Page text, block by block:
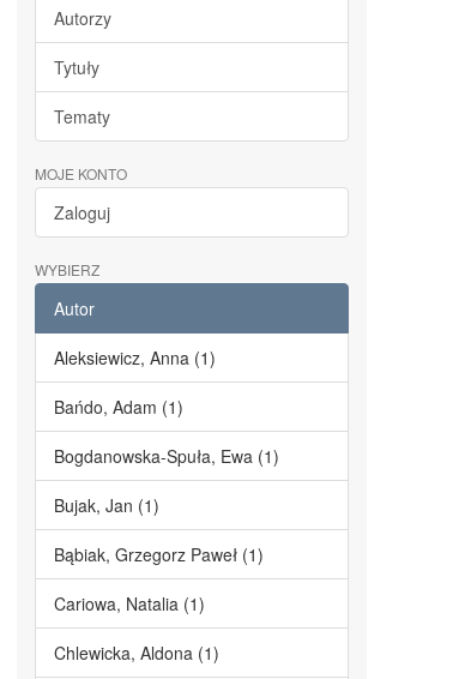
Autorzy
Tytuły
Tematy
MOJE KONTO
Zaloguj
WYBIERZ
Autor
Aleksiewicz, Anna (1)
Bańdo, Adam (1)
Bogdanowska-Spuła, Ewa (1)
Bujak, Jan (1)
Bąbiak, Grzegorz Paweł (1)
Cariowa, Natalia (1)
Chlewicka, Aldona (1)